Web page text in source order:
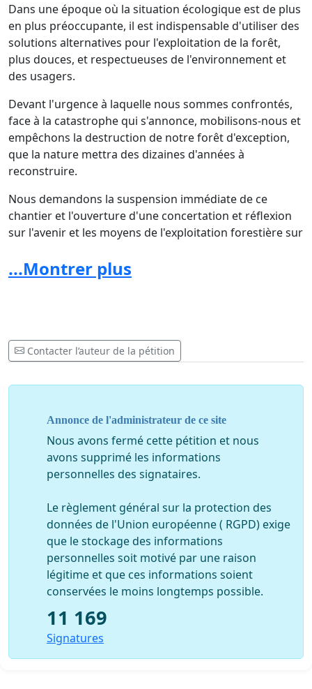
Dans une époque où la situation écologique est de plus
en plus préoccupante, il est indispensable d'utiliser des
solutions alternatives pour l'exploitation de la forêt,
plus douces, et respectueuses de l'environnement et
des usagers.
Devant l'urgence à laquelle nous sommes confrontés,
face à la catastrophe qui s'annonce, mobilisons-nous et
empêchons la destruction de notre forêt d'exception,
que la nature mettra des dizaines d'années à
reconstruire.
Nous demandons la suspension immédiate de ce
chantier et l'ouverture d'une concertation et réflexion
sur l'avenir et les moyens de l'exploitation forestière sur
au 6 janvier 2020 ! Il faut cependant rester mobilisé, car
une autre étape commence, celle de la concertation.Il
faut continuer de signer la pétitionpour montrer
Trois Pignons qui respecte mieux l'environnement.
Si vous voulez continuer à suivre notre action restez
informés sur http://www.avenirduvaudoue.fr/
sur notre compte
id=100017006348421
English version :
The “Trois Pignons” forest is in danger !
...Montrer plus
Contacter l’auteur de la pétition
Annonce de l'administrateur de ce site
Nous avons fermé cette pétition et nous
avons supprimé les informations
personnelles des signataires.
Le règlement général sur la protection des
données de l'Union européenne ( RGPD) exige
que le stockage des informations
personnelles soit motivé par une raison
légitime et que ces informations soient
conservées le moins longtemps possible.
11 169
Signatures